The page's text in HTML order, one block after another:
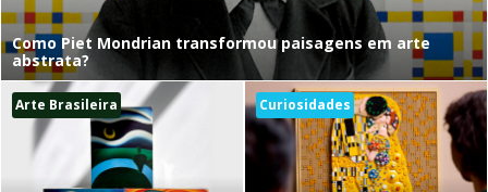
Como Piet Mondrian transformou paisagens em arte
abstrata?
Arte Brasileira Curiosidades